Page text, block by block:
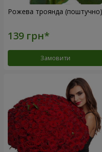
Рожева троянда (поштучно)
Замовити